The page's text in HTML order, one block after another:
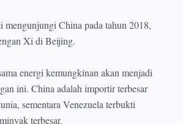
China pada tahun 2018,
Xi di Beijing.
energi kemungkinan akan menjadi
ini. China adalah importir terbesar
sementara Venezuela terbukti
terbesar.